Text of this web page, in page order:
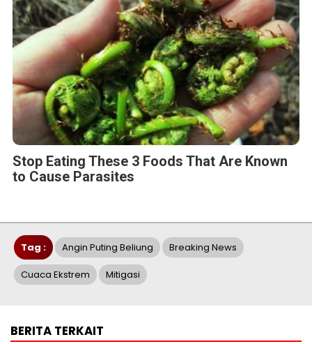
Stop Eating These 3 Foods That Are Known
to Cause Parasites
Tag : Angin Puting Beliung Breaking News
Cuaca Ekstrem Mitigasi
BERITA TERKAIT